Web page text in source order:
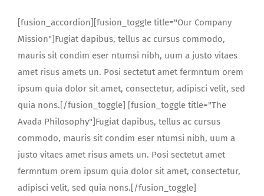
[fusion_accordion][fusion_toggle title="Our Company
Mission"]Fugiat dapibus, tellus ac cursus commodo,
mauris sit condim eser ntumsi nibh, uum a justo vitaes
amet risus amets un. Posi sectetut amet fermntum orem
ipsum quia dolor sit amet, consectetur, adipisci velit, sed
quia nons.[/fusion_toggle] [fusion_toggle title="The
Avada Philosophy"]Fugiat dapibus, tellus ac cursus
commodo, mauris sit condim eser ntumsi nibh, uum a
justo vitaes amet risus amets un. Posi sectetut amet
fermntum orem ipsum quia dolor sit amet, consectetur,
adipisci velit, sed quia nons.[/fusion_toggle]